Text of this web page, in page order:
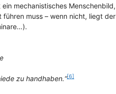
mechanistisches Menschenbild,
muss – wenn nicht, liegt der
zu handhaben.“[6]